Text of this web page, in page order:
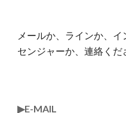
メールか、ラインか、
センジャーか、連絡くだ
▶︎E-MAIL